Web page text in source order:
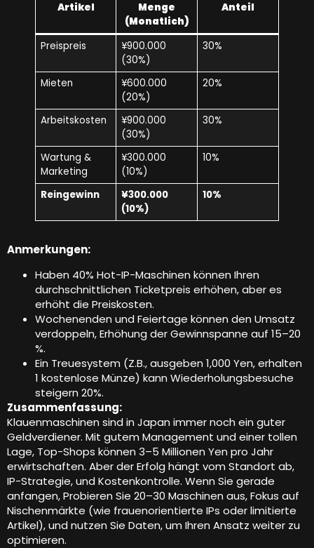
Artikel
Menge
(Monatlich)
Anteil
Preispreis
¥900.000
(30%)
30%
Mieten
¥600.000
(20%)
20%
Arbeitskosten
¥900.000
(30%)
30%
Wartung &
Marketing
¥300.000
(10%)
10%
Reingewinn
¥300.000
(10%)
10%
Anmerkungen:
Haben 40% Hot-IP-Maschinen können Ihren
durchschnittlichen Ticketpreis erhöhen, aber es
erhöht die Preiskosten.
Wochenenden und Feiertage können den Umsatz
verdoppeln, Erhöhung der Gewinnspanne auf 15–20
%.
Ein Treuesystem (Z.B., ausgeben 1,000 Yen, erhalten
1 kostenlose Münze) kann Wiederholungsbesuche
steigern 20%.
Zusammenfassung:
Klauenmaschinen sind in Japan immer noch ein guter
Geldverdiener. Mit gutem Management und einer tollen
Lage, Top-Shops können 3–5 Millionen Yen pro Jahr
erwirtschaften. Aber der Erfolg hängt vom Standort ab,
IP-Strategie, und Kostenkontrolle. Wenn Sie gerade
anfangen, Probieren Sie 20–30 Maschinen aus, Fokus auf
Nischenmärkte (wie frauenorientierte IPs oder limitierte
Artikel), und nutzen Sie Daten, um Ihren Ansatz weiter zu
optimieren.